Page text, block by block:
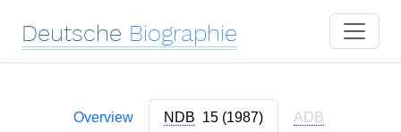
Deutsche Biographie
Overview NDB 15 (1987) ADB